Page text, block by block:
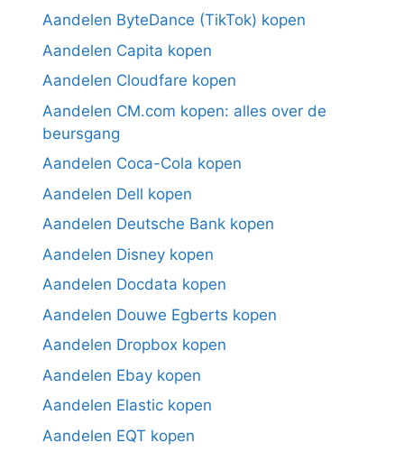
Aandelen ByteDance (TikTok) kopen
Aandelen Capita kopen
Aandelen Cloudfare kopen
Aandelen CM.com kopen: alles over de
beursgang
Aandelen Coca-Cola kopen
Aandelen Dell kopen
Aandelen Deutsche Bank kopen
Aandelen Disney kopen
Aandelen Docdata kopen
Aandelen Douwe Egberts kopen
Aandelen Dropbox kopen
Aandelen Ebay kopen
Aandelen Elastic kopen
Aandelen EQT kopen